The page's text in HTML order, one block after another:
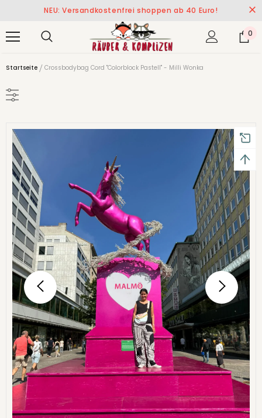
NEU: Versandkostenfrei shoppen ab 40 Euro!
0
Startseite Crossbodybag Cord "Colorblock Pastell" - Milli Wonka